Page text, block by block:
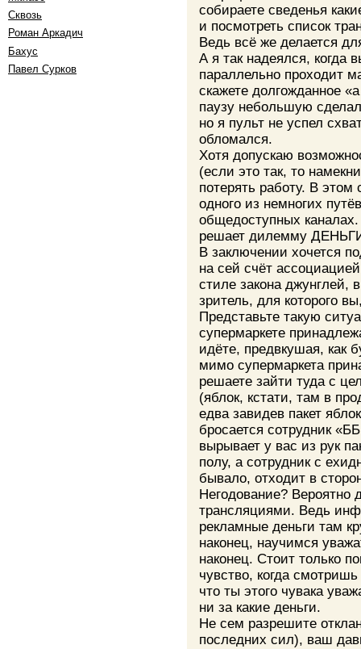
Сквозь
Роман Аркадич
Бахус
Павел Сурков
собираете сведенья
и посмотреть список
Ведь всё же делается
А я так надеялся, когда
параллельно проходит
скажете долгожданное
паузу небольшую
но я пульт не успел
обломался.
Хотя допускаю
(если это так, то
потерять работу. В
одного из немногих
общедоступных
решает дилемму
В заключении хочется
на сей счёт
стиле закона джунглей,
зритель, для которого
Представьте такую
супермаркете
идёте, предвкушая, как
мимо супермаркета
решаете зайти туда с
(яблок, кстати, там в
едва завидев пакет
бросается сотрудник
вырывает у вас из рук
полу, а сотрудник с
бывало, отходит в
Негодование?
трансляциями. Ведь
рекламные деньги там
наконец, научимся
наконец. Стоит только
чувство, когда
что ты этого чувака
ни за какие деньги.
Не сем разрешите
последних сил), ваш